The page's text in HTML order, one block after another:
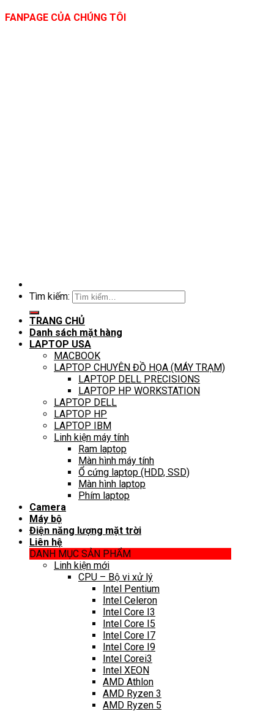
FANPAGE CỦA CHÚNG TÔI
Tìm kiếm:
TRANG CHỦ
Danh sách mặt hàng
LAPTOP USA
MACBOOK
LAPTOP CHUYÊN ĐỒ HỌA (MÁY TRẠM)
LAPTOP DELL PRECISIONS
LAPTOP HP WORKSTATION
LAPTOP DELL
LAPTOP HP
LAPTOP IBM
Linh kiện máy tính
Ram laptop
Màn hình máy tính
Ổ cứng laptop (HDD, SSD)
Màn hình laptop
Phím laptop
Camera
Máy bộ
Điện năng lượng mặt trời
Liên hệ
DANH MỤC SẢN PHẨM
Linh kiện mới
CPU – Bộ vi xử lý
Intel Pentium
Intel Celeron
Intel Core I3
Intel Core I5
Intel Core I7
Intel Core I9
Intel Corei3
Intel XEON
AMD Athlon
AMD Ryzen 3
AMD Ryzen 5